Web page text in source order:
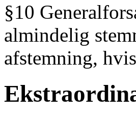
§10
almindelig
afstemning,